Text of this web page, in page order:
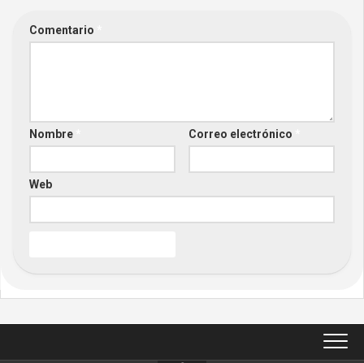
Comentario
Nombre Correo electrónico
Web